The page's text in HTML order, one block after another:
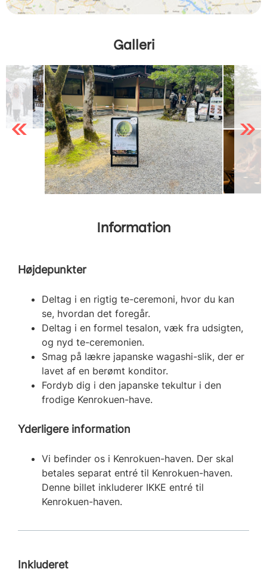
Galleri
Previous Next
Information
Højdepunkter
Deltag i en rigtig te-ceremoni, hvor du kan
se, hvordan det foregår.
Deltag i en formel tesalon, væk fra udsigten,
og nyd te-ceremonien.
Smag på lækre japanske wagashi-slik, der er
lavet af en berømt konditor.
Fordyb dig i den japanske tekultur i den
frodige Kenrokuen-have.
Yderligere information
Vi befinder os i Kenrokuen-haven. Der skal
betales separat entré til Kenrokuen-haven.
Denne billet inkluderer IKKE entré til
Kenrokuen-haven.
Inkluderet